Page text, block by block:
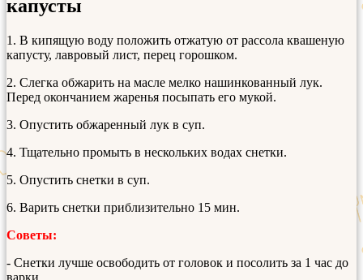
капусты
1. В кипящую воду положить отжатую от рассола квашеную
капусту, лавровый лист, перец горошком.
2. Слегка обжарить на масле мелко нашинкованный лук.
Перед окончанием жаренья посыпать его мукой.
3. Опустить обжаренный лук в суп.
4. Тщательно промыть в нескольких водах снетки.
5. Опустить снетки в суп.
6. Варить снетки приблизительно 15 мин.
Советы:
- Снетки лучше освободить от головок и посолить за 1 час до
варки.